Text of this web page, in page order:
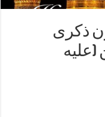
ذكرى
(عليه